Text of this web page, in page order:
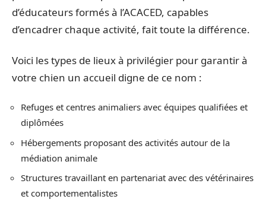
d’éducateurs formés à l’ACACED, capables
d’encadrer chaque activité, fait toute la différence.
Voici les types de lieux à privilégier pour garantir à
votre chien un accueil digne de ce nom :
Refuges et centres animaliers avec équipes qualifiées et
diplômées
Hébergements proposant des activités autour de la
médiation animale
Structures travaillant en partenariat avec des vétérinaires
et comportementalistes